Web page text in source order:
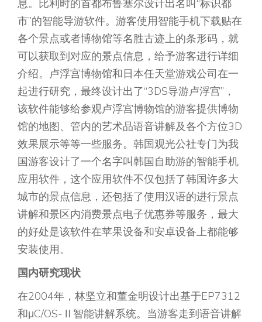
息。比利时的首都布鲁塞尔设计出名叫“标识都
市”的智能导游软件。游客使用智能手机下载贴在
各个景点或者博物馆等名胜古迹上的条形码，就
可以获取到对应的景点信息，给予游客进行详细
介绍。卢浮宫博物馆和日本任天堂游戏公司在一
起进行研究，最终设计出了“3DS导游卢浮宫”，
该软件能够给参观卢浮宫博物馆的游客提供博物
馆的地图、管内的艺术品语音讲解及各个方位3D
效果展示等等一些服务。韩国观光公社专门为我
国游客设计了一个名字叫韩国自助游的智能手机
应用软件，这个应用软件不仅包括了韩国许多大
城市的景点信息，还包括了使用汉语的进行景点
讲解和景区内消费景点电子优惠券等服务，最大
的好处是该软件在苹果设备和安卓设备上都能够
安装使用。
国内研究现状
在2004年，林坚立和董金明设计出基于EP7312
和μC/OS-Ⅱ智能讲解系统。当游客走到语音讲解